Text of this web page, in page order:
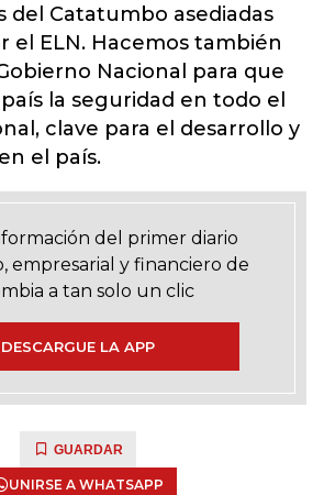
del Catatumbo asediadas
ELN. Hacemos también
Nacional para que
la seguridad en todo el
clave para el desarrollo y
el país.
del primer diario
empresarial y financiero de
a tan solo un clic
DESCARGUE LA APP
GUARDAR
UNIRSE A WHATSAPP